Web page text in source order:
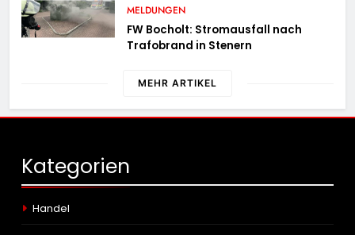
MELDUNGEN
FW Bocholt: Stromausfall nach
Trafobrand in Stenern
MEHR ARTIKEL
Kategorien
Handel